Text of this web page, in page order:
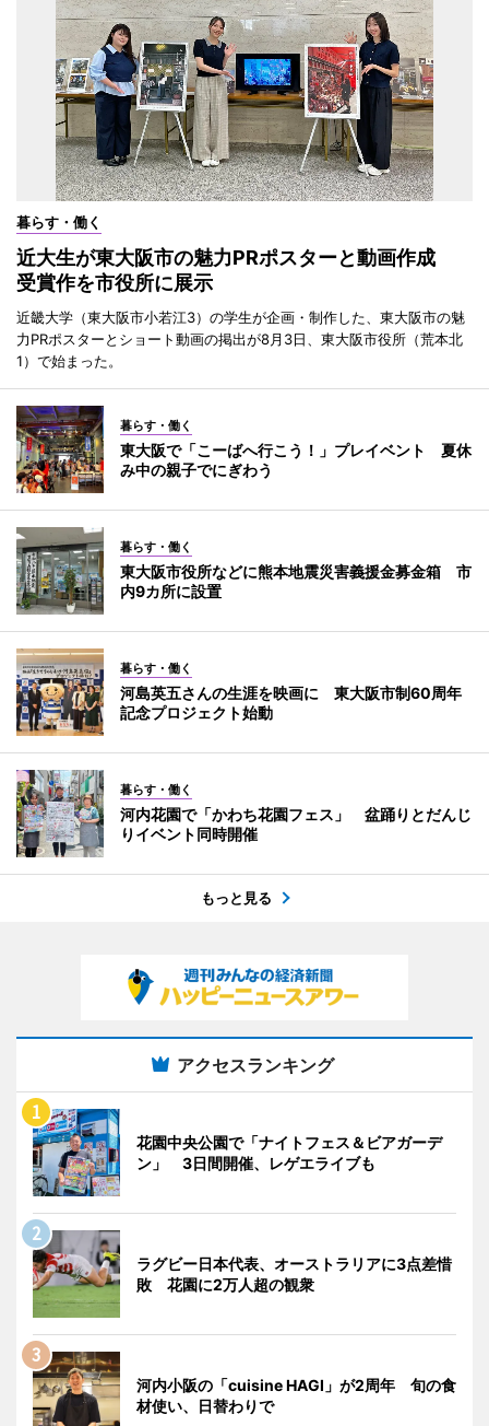
暮らす・働く
近大生が東大阪市の魅力PRポスターと動画作成
受賞作を市役所に展示
近畿大学（東大阪市小若江3）の学生が企画・制作した、東大阪市の魅
力PRポスターとショート動画の掲出が8月3日、東大阪市役所（荒本北
1）で始まった。
暮らす・働く
東大阪で「こーばへ行こう！」プレイベント 夏休
み中の親子でにぎわう
暮らす・働く
東大阪市役所などに熊本地震災害義援金募金箱 市
内9カ所に設置
暮らす・働く
河島英五さんの生涯を映画に 東大阪市制60周年
記念プロジェクト始動
暮らす・働く
河内花園で「かわち花園フェス」 盆踊りとだんじ
りイベント同時開催
もっと見る
アクセスランキング
花園中央公園で「ナイトフェス＆ビアガーデ
ン」 3日間開催、レゲエライブも
ラグビー日本代表、オーストラリアに3点差惜
敗 花園に2万人超の観衆
河内小阪の「cuisine HAGI」が2周年 旬の食
材使い、日替わりで